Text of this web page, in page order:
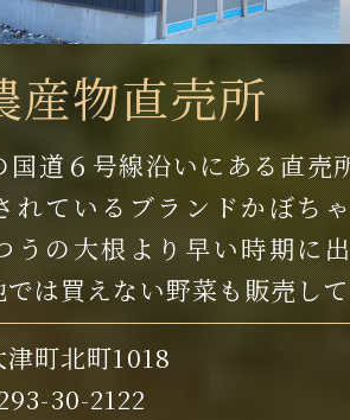
産物直売所
国道６号線沿いにある直売
れているブランドかぼち
うの大根より早い時期に
は買えない野菜も販売し
町北町1018
30-2122